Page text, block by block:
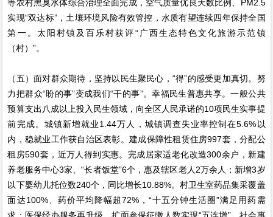
等农村黑臭水体综合治理全面完成，空气质量优良天数比例、PM2.5
实现“双达标”，土壤环境风险有效管控，水质有望连续四年保持全国
第一。太阳村镇及百乐村获评“广西生态特色文化旅游示范镇
（村）”。
（五）面对群众期待，坚持以民生聚民心，“得”的感受更加真切。努
力把群众“盼的事”变成我们“干的事”。幸福民生普惠共享。一般公共
预算支出八成以上投入民生领域，向全区人民承诺的10项民生实事提
前完成。城镇新增就业1.44万人，城镇调查失业率控制在5.6%以
内，稳就业工作获自治区表彰。建成保障性租赁住房997套，分配公
租房590套，近万人得到实惠。完成居家适老化改造300余户，新建
养老服务中心3家、“长者饭堂”6个，惠及辖区老人2万余人；新增3岁
以下婴幼儿托位数240个，同比增长10.88%。村卫生室药品集采覆盖
面达100%、药价平均降幅超72%，“十五分钟生活圈”满足用药需